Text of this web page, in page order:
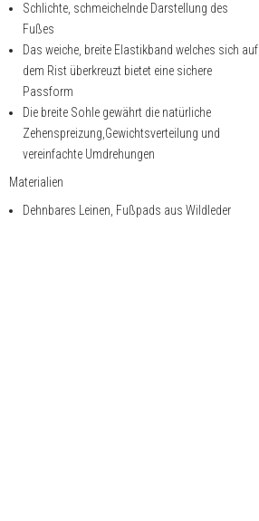
Schlichte, schmeichelnde Darstellung des
Fußes
Das weiche, breite Elastikband welches sich auf
dem Rist überkreuzt bietet eine sichere
Passform
Die breite Sohle gewährt die natürliche
Zehenspreizung,Gewichtsverteilung und
vereinfachte Umdrehungen
Materialien
Dehnbares Leinen, Fußpads aus Wildleder